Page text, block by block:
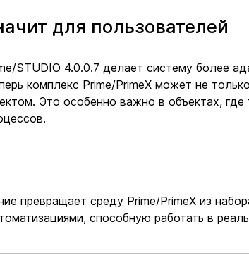
для пользователей
STUDIO 4.0.0.7 делает систему более
комплекс Prime/PrimeX может не
Это особенно важно в объектах,
превращает среду Prime/PrimeX из
способную работать в